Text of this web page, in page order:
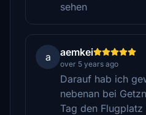
sehen
a aemkei
over 5 years ago
Darauf hab ich
nebenan bei
Tag den